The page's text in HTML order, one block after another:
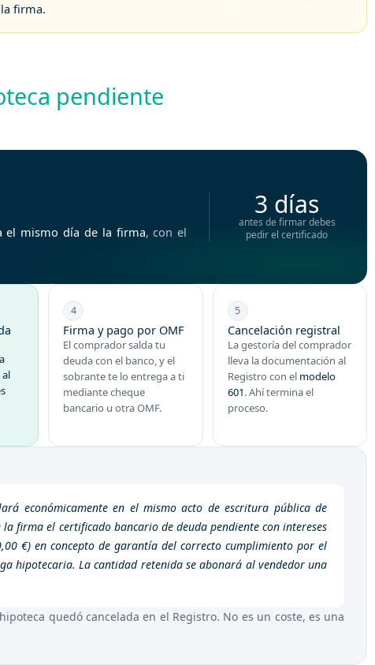
firma.
pendiente
el mismo día de la firma, con el
3 días
antes de firmar debes
pedir el certificado
4
Firma y pago por OMF
El comprador salda tu
deuda con el banco, y el
sobrante te lo entrega a ti
mediante cheque
bancario u otra OMF.
5
Cancelación registral
La gestoría del comprador
lleva la documentación al
Registro con el modelo
601. Ahí termina el
proceso.
económicamente en el mismo acto de escritura pública de
firma el certificado bancario de deuda pendiente con intereses
€) en concepto de garantía del correcto cumplimiento por el
hipotecaria. La cantidad retenida se abonará al vendedor una
quedó cancelada en el Registro. No es un coste, es una